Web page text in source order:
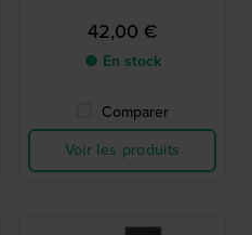
42,00 €
● En stock
Comparer
Voir les produits